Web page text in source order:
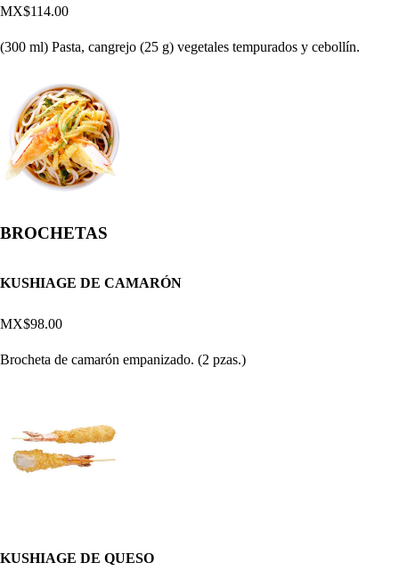
MX$114.00
(300 ml) Pasta, cangrejo (25 g) vegetales tempurados y cebollín.
BROCHETAS
KUSHIAGE DE CAMARÓN
MX$98.00
Brocheta de camarón empanizado. (2 pzas.)
KUSHIAGE DE QUESO